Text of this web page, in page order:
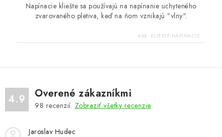
Napínacie kliešte sa používajú na napínanie uchyteného
zvarovaného pletiva, keď na ňom vznikajú "vlny".
Kód: KLIESTE-NAPINACIE
4.9 Overené zákazníkmi
98 recenzií. Zobraziť všetky recenzie
Jaroslav Hudec